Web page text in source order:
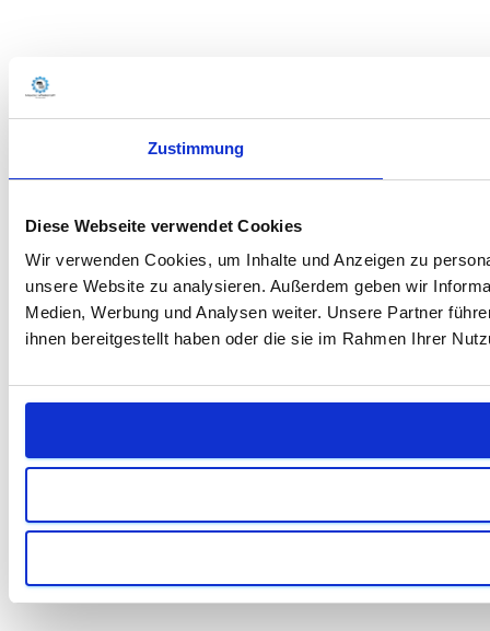
Zustimmung
Diese Webseite verwendet Cookies
Wir verwenden Cookies, um Inhalte und Anzeigen zu
unsere Website zu analysieren. Außerdem geben wir
Medien, Werbung und Analysen weiter. Unsere Partner
ihnen bereitgestellt haben oder die sie im Rahmen Ihrer